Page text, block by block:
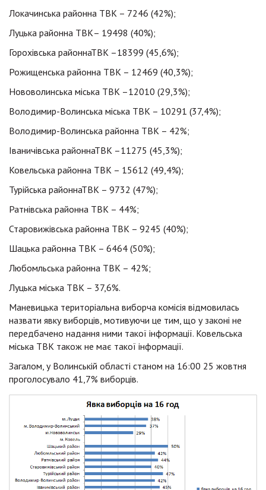
Локачинська районна ТВК – 7246 (42%);
Луцька районна ТВК– 19498 (40%);
Горохівська районнаТВК –18399 (45,6%);
Рожищенська районна ТВК – 12469 (40,3%);
Нововолинська міська ТВК –12010 (29,3%);
Володимир-Волинська міська ТВК – 10291 (37,4%);
Володимир-Волинська районна ТВК – 42%;
Іваничівська районнаТВК –11275 (45,3%);
Ковельська районна ТВК – 15612 (49,4%);
Турійська районнаТВК – 9732 (47%);
Ратнівська районна ТВК – 44%;
Старовижівська районна ТВК – 9245 (40%);
Шацька районна ТВК – 6464 (50%);
Любомльська районна ТВК – 42%;
Луцька міська ТВК – 37,6%.
Маневицька територіальна виборча комісія відмовилась
назвати явку виборців, мотивуючи це тим, що у законі не
передбачено надання ними такої інформації. Ковельська
міська ТВК також не має такої інформації.
Загалом, у Волинській області станом на 16:00 25 жовтня
проголосувало 41,7% виборців.